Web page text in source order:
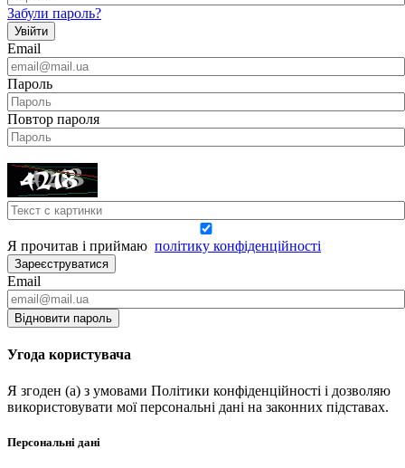
Забули пароль?
Увійти
Email
Пароль
Повтор пароля
Я прочитав і приймаю політику конфіденційності
Зареєструватися
Email
Відновити пароль
Угода користувача
Я згоден (а) з умовами Політики конфіденційності і дозволяю
використовувати мої персональні дані на законних підставах.
Персональні дані